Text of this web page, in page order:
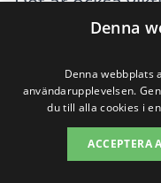
eventuella
påverka priset,
fjärrstyrning,
extra
hjälp av vår
Denna
Denna webbplats
användarupplevelsen.
du till alla cookies i
ACCEPTERA